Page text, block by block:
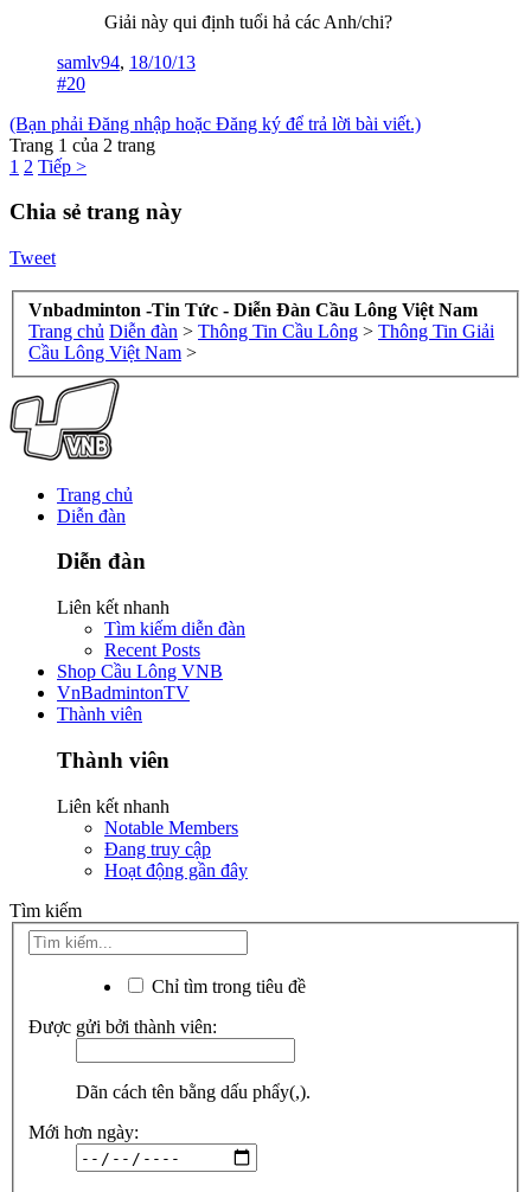
Giải này qui định tuổi hả các Anh/chi?
samlv94, 18/10/13
#20
(Bạn phải Đăng nhập hoặc Đăng ký để trả lời bài viết.)
Trang 1 của 2 trang
1 2 Tiếp >
Chia sẻ trang này
Tweet
Vnbadminton -Tin Tức - Diễn Đàn Cầu Lông Việt Nam
Trang chủ Diễn đàn > Thông Tin Cầu Lông > Thông Tin Giải
Cầu Lông Việt Nam >
Trang chủ
Diễn đàn
Diễn đàn
Liên kết nhanh
Tìm kiếm diễn đàn
Recent Posts
Shop Cầu Lông VNB
VnBadmintonTV
Thành viên
Thành viên
Liên kết nhanh
Notable Members
Đang truy cập
Hoạt động gần đây
Tìm kiếm
Chỉ tìm trong tiêu đề
Được gửi bởi thành viên:
Dãn cách tên bằng dấu phẩy(,).
Mới hơn ngày: